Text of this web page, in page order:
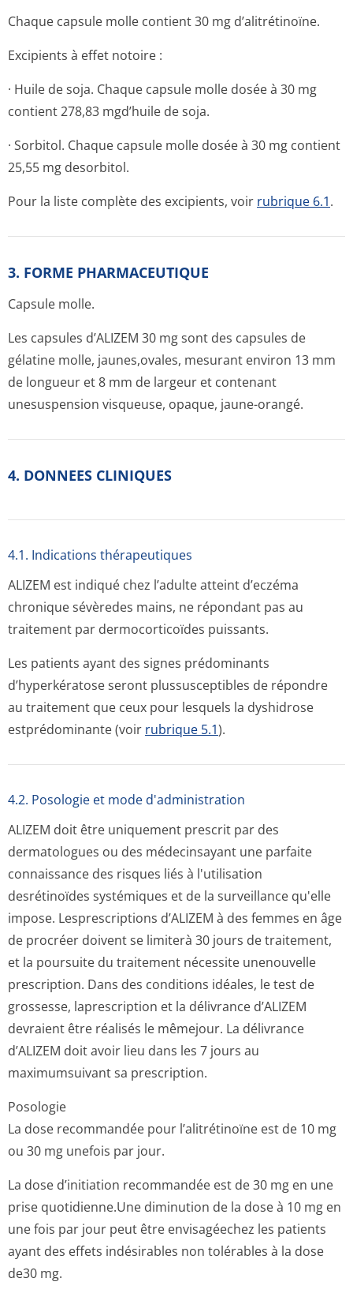
Chaque capsule molle contient 30 mg d’alitrétinoïne.
Excipients à effet notoire :
· Huile de soja. Chaque capsule molle dosée à 30 mg
contient 278,83 mgd’huile de soja.
· Sorbitol. Chaque capsule molle dosée à 30 mg contient
25,55 mg desorbitol.
Pour la liste complète des excipients, voir rubrique 6.1.
3. FORME PHARMACEUTIQUE
Capsule molle.
Les capsules d’ALIZEM 30 mg sont des capsules de
gélatine molle, jaunes,ovales, mesurant environ 13 mm
de longueur et 8 mm de largeur et contenant
unesuspension visqueuse, opaque, jaune-orangé.
4. DONNEES CLINIQUES
4.1. Indications thérapeutiques
ALIZEM est indiqué chez l’adulte atteint d’eczéma
chronique sévèredes mains, ne répondant pas au
traitement par dermocorticoïdes puissants.
Les patients ayant des signes prédominants
d’hyperkératose seront plussusceptibles de répondre
au traitement que ceux pour lesquels la dyshidrose
estprédominante (voir rubrique 5.1).
4.2. Posologie et mode d'administration
ALIZEM doit être uniquement prescrit par des
dermatologues ou des médecinsayant une parfaite
connaissance des risques liés à l'utilisation
desrétinoïdes systémiques et de la surveillance qu'elle
impose. Lesprescriptions d’ALIZEM à des femmes en âge
de procréer doivent se limiterà 30 jours de traitement,
et la poursuite du traitement nécessite unenouvelle
prescription. Dans des conditions idéales, le test de
grossesse, laprescription et la délivrance d’ALIZEM
devraient être réalisés le mêmejour. La délivrance
d’ALIZEM doit avoir lieu dans les 7 jours au
maximumsuivant sa prescription.
Posologie
La dose recommandée pour l’alitrétinoïne est de 10 mg
ou 30 mg unefois par jour.
La dose d’initiation recommandée est de 30 mg en une
prise quotidienne.Une diminution de la dose à 10 mg en
une fois par jour peut être envisagéechez les patients
ayant des effets indésirables non tolérables à la dose
de30 mg.